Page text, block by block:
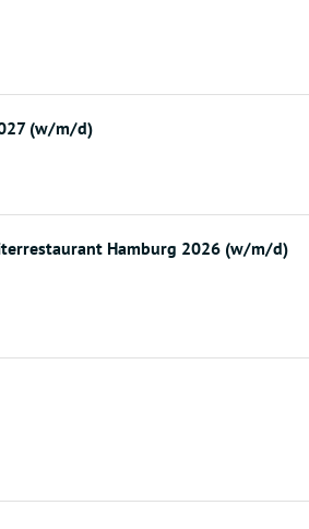
(w/m/d)
Hamburg 2026 (w/m/d)